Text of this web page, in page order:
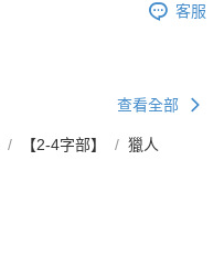
客服
查看全部
【2-4字部】
獵人